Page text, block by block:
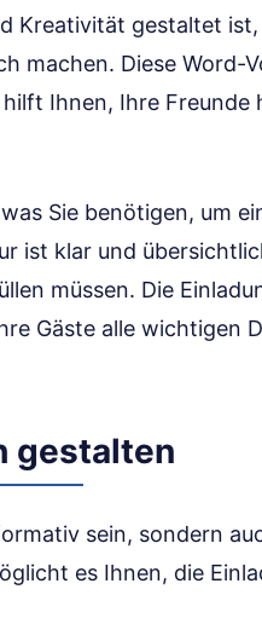
Kreativität gestaltet
machen. Diese Word-
Ihnen, Ihre Freunde
Sie benötigen, um
ist klar und
müssen. Die
Gäste alle wichtigen
gestalten
sein, sondern
es Ihnen, die